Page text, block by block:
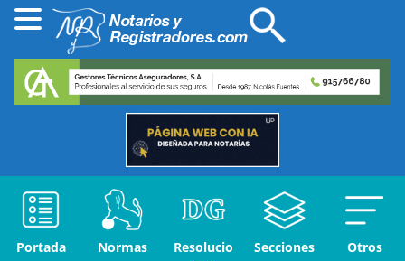
Portada Normas
Resolucio
Secciones Otros